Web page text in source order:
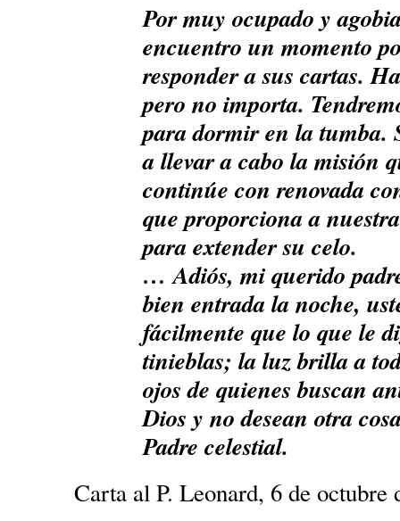
Por muy ocupado y
encuentro un momento
responder a sus cartas.
pero no importa.
para dormir en la tumba.
a llevar a cabo la misión
continúe con renovada
que proporciona a
para extender su celo.
… Adiós, mi querido
bien entrada la noche,
fácilmente que lo que le
tinieblas; la luz brilla a
ojos de quienes buscan
Dios y no desean otra
Padre celestial.
Carta al P. Leonard, 6 de